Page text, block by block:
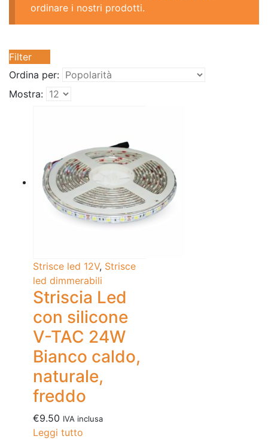
ordinare i nostri prodotti.
Filter
Ordina per:
Mostra:
Strisce led 12V, Strisce
led dimmerabili
Striscia Led
con silicone
V-TAC 24W
Bianco caldo,
naturale,
freddo
€9.50 IVA inclusa
Leggi tutto